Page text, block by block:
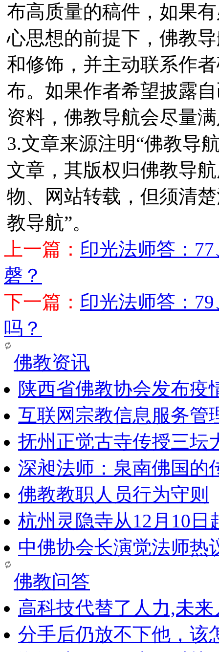
布高质量的稿件，如果
心思想的前提下，佛教
和修饰，并主动联系作
布。如果作者希望披露
资料，佛教导航会尽量
3.文章来源注明“佛教导
文章，其版权归佛教导
物、网站转载，但须清
教导航”。
上一篇： 印光法师答：
磬？
下一篇： 印光法师答：
吗？
佛教资讯
陕西省佛教协会发布疫
互联网宗教信息服务管
抚州正觉古寺传授三坛
深昶法师：泉南佛国的
佛教教职人员行为守则
杭州灵隐寺从12月10日
中佛协会长演觉法师热
佛教问答
高科技代替了人力,未
分手后仍放不下他，该